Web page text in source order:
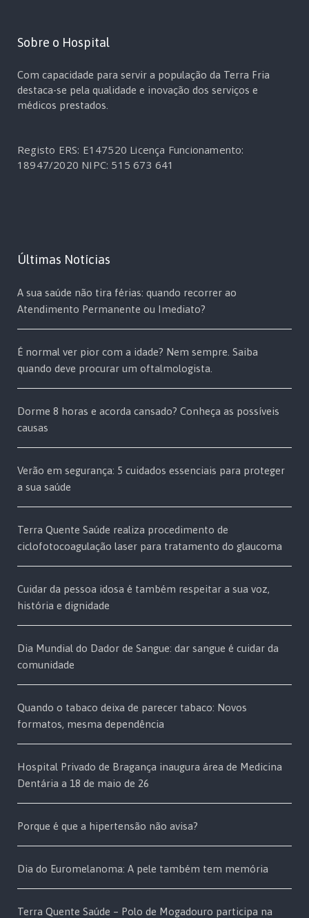
Sobre o Hospital
Com capacidade para servir a população da Terra Fria
destaca-se pela qualidade e inovação dos serviços e
médicos prestados.
Registo ERS: E147520 Licença Funcionamento:
18947/2020 NIPC: 515 673 641
Últimas Notícias
A sua saúde não tira férias: quando recorrer ao
Atendimento Permanente ou Imediato?
É normal ver pior com a idade? Nem sempre. Saiba
quando deve procurar um oftalmologista.
Dorme 8 horas e acorda cansado? Conheça as possíveis
causas
Verão em segurança: 5 cuidados essenciais para proteger
a sua saúde
Terra Quente Saúde realiza procedimento de
ciclofotocoagulação laser para tratamento do glaucoma
Cuidar da pessoa idosa é também respeitar a sua voz,
história e dignidade
Dia Mundial do Dador de Sangue: dar sangue é cuidar da
comunidade
Quando o tabaco deixa de parecer tabaco: Novos
formatos, mesma dependência
Hospital Privado de Bragança inaugura área de Medicina
Dentária a 18 de maio de 26
Porque é que a hipertensão não avisa?
Dia do Euromelanoma: A pele também tem memória
Terra Quente Saúde – Polo de Mogadouro participa na